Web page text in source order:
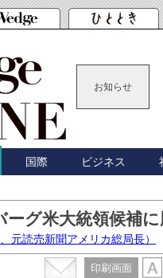
お知らせ
国際 ビジネス
ーグ米大統領候補
元読売新聞アメリカ総局長）
印刷画面